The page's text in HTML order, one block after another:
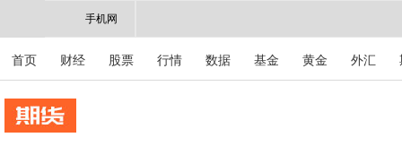
手机网
首页 财经 股票 行情 数据 基金 黄金 外汇